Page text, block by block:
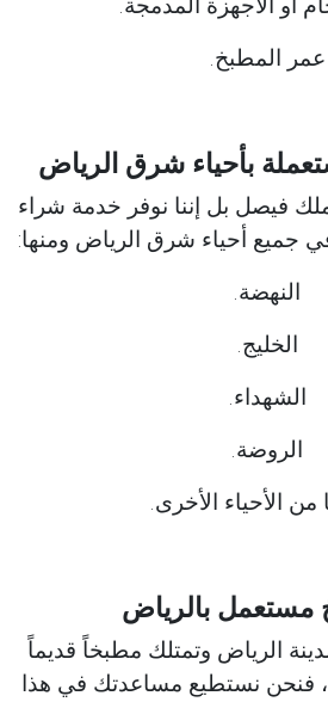
عمر المطبخ.
بأحياء شرق الرياض
فيصل بل إننا نوفر خدمة شراء
جميع أحياء شرق الرياض ومنها:
النهضة.
الخليج.
الشهداء.
الروضة.
من الأحياء الأخرى.
مستعمل بالرياض
الرياض وتمتلك مطبخاً قديماً
، فنحن نستطيع مساعدتك في هذا